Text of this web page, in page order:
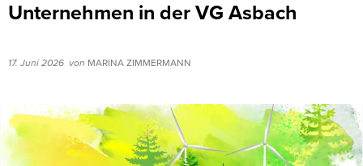
Unternehmen in der VG Asbach
17. Juni 2026 von MARINA ZIMMERMANN